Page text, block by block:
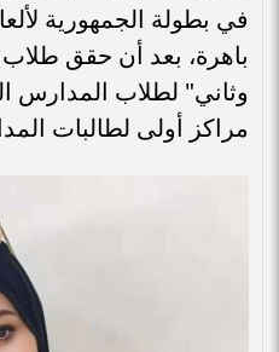
في بطولة الجمهورية
مراكز أولى لطالبات